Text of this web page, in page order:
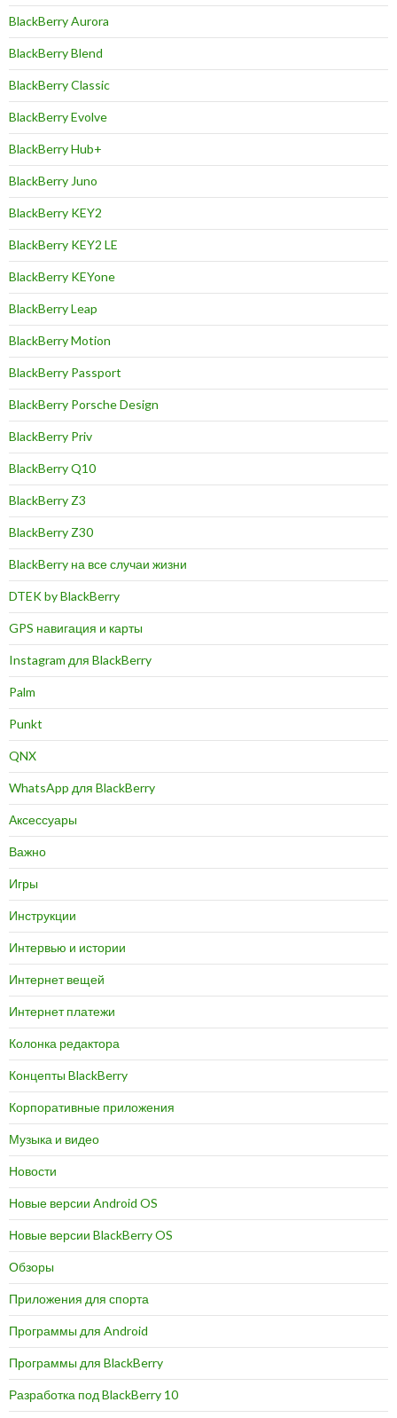
BlackBerry Aurora
BlackBerry Blend
BlackBerry Classic
BlackBerry Evolve
BlackBerry Hub+
BlackBerry Juno
BlackBerry KEY2
BlackBerry KEY2 LE
BlackBerry KEYone
BlackBerry Leap
BlackBerry Motion
BlackBerry Passport
BlackBerry Porsche Design
BlackBerry Priv
BlackBerry Q10
BlackBerry Z3
BlackBerry Z30
BlackBerry на все случаи жизни
DTEK by BlackBerry
GPS навигация и карты
Instagram для BlackBerry
Palm
Punkt
QNX
WhatsApp для BlackBerry
Аксессуары
Важно
Игры
Инструкции
Интервью и истории
Интернет вещей
Интернет платежи
Колонка редактора
Концепты BlackBerry
Корпоративные приложения
Музыка и видео
Новости
Новые версии Android OS
Новые версии BlackBerry OS
Обзоры
Приложения для спорта
Программы для Android
Программы для BlackBerry
Разработка под BlackBerry 10